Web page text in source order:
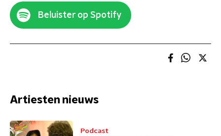
Beluister op Spotify
Artiesten nieuws
Podcast